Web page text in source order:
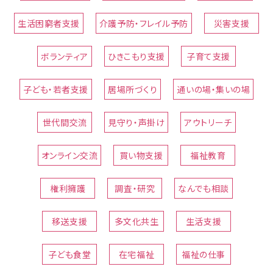
生活困窮者支援 介護予防・フレイル予防 災害支援
ボランティア ひきこもり支援 子育て支援
子ども・若者支援 居場所づくり 通いの場・集いの場
世代間交流 見守り・声掛け アウトリーチ
オンライン交流 買い物支援 福祉教育
権利擁護 調査・研究 なんでも相談
移送支援 多文化共生 生活支援
子ども食堂 在宅福祉 福祉の仕事